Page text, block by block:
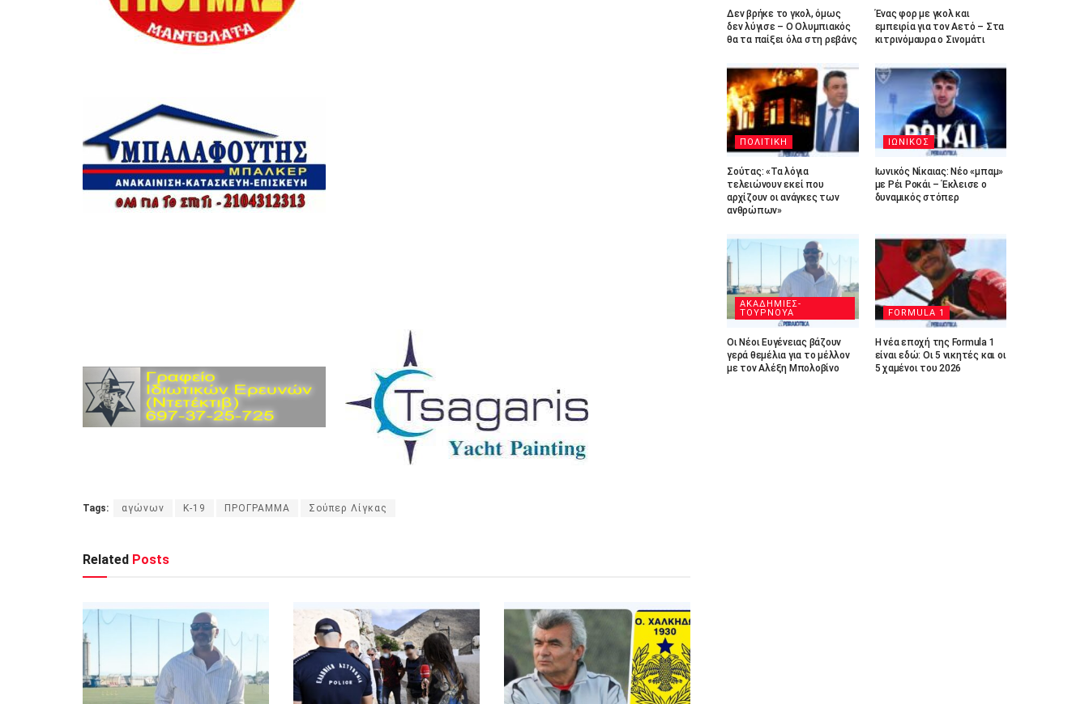
Tags: αγώνων Κ-19 ΠΡΟΓΡΑΜΜΑ Σούπερ Λίγκας
Related Posts
Δεν βρήκε το γκολ, όμως
δεν λύγισε – Ο Ολυμπιακός
θα τα παίξει όλα στη ρεβάνς
Ένας φορ με γκολ και
εμπειρία για τον Αετό – Στα
κιτρινόμαυρα ο Σινομάτι
ΠΟΛΙΤΙΚΗ
Σούτας: «Τα λόγια
τελειώνουν εκεί που
αρχίζουν οι ανάγκες των
ανθρώπων»
ΙΩΝΙΚΟΣ
Ιωνικός Νίκαιας: Νέο «μπαμ»
με Ρέι Ροκάι – Έκλεισε ο
δυναμικός στόπερ
ΑΚΑΔΗΜΙΕΣ-
ΤΟΥΡΝΟΥΑ
Οι Νέοι Ευγένειας βάζουν
γερά θεμέλια για το μέλλον
με τον Αλέξη Μπολοβίνο
FORMULA 1
Η νέα εποχή της Formula 1
είναι εδώ: Οι 5 νικητές και οι
5 χαμένοι του 2026